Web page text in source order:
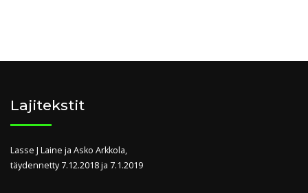
Lajitekstit
Lasse J Laine ja Asko Arkkola,
täydennetty 7.12.2018 ja 7.1.2019